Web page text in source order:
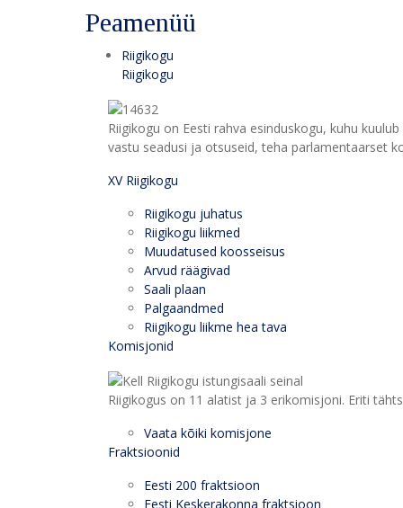
Peamenüü
Riigikogu
Riigikogu
Riigikogu on Eesti rahva esinduskogu, kuhu
vastu seadusi ja otsuseid, teha parlamentaarset
XV Riigikogu
Riigikogu juhatus
Riigikogu liikmed
Muudatused koosseisus
Arvud räägivad
Saali plaan
Palgaandmed
Riigikogu liikme hea tava
Komisjonid
Riigikogus on 11 alatist ja 3 erikomisjoni. Eriti
Vaata kõiki komisjone
Fraktsioonid
Eesti 200 fraktsioon
Eesti Keskerakonna fraktsioon